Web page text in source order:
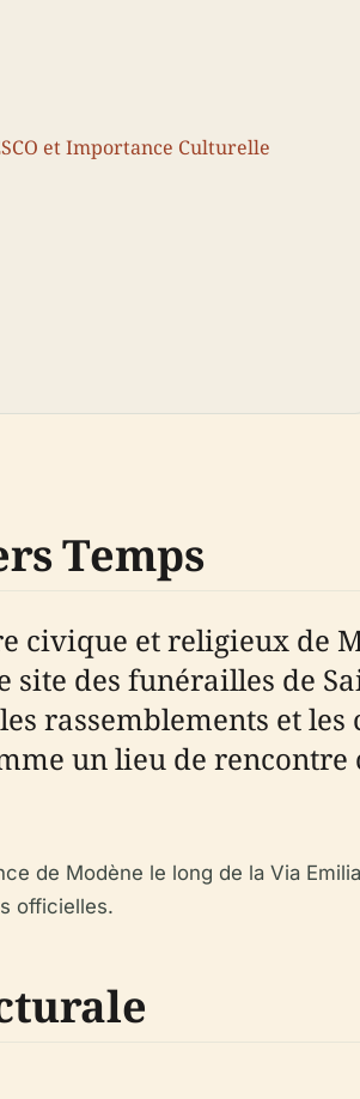
et Importance Culturelle
Temps
civique et religieux de
des funérailles de
rassemblements et
un lieu de
de Modène le long de la Via
officielles.